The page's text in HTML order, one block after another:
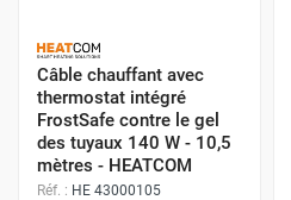
Câble chauffant avec
thermostat intégré
FrostSafe contre le gel
des tuyaux 140 W - 10,5
mètres - HEATCOM
Réf. : HE 43000105